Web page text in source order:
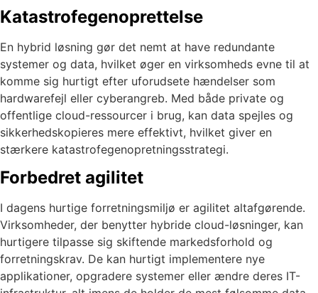
Katastrofegenoprettelse
En hybrid løsning gør det nemt at have redundante
systemer og data, hvilket øger en virksomheds evne til at
komme sig hurtigt efter uforudsete hændelser som
hardwarefejl eller cyberangreb. Med både private og
offentlige cloud-ressourcer i brug, kan data spejles og
sikkerhedskopieres mere effektivt, hvilket giver en
stærkere katastrofegenopretningsstrategi.
Forbedret agilitet
I dagens hurtige forretningsmiljø er agilitet altafgørende.
Virksomheder, der benytter hybride cloud-løsninger, kan
hurtigere tilpasse sig skiftende markedsforhold og
forretningskrav. De kan hurtigt implementere nye
applikationer, opgradere systemer eller ændre deres IT-